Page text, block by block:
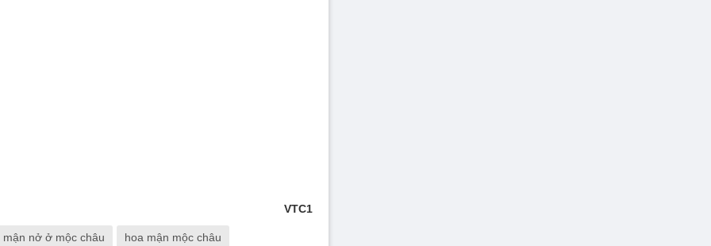
VTC1
mận nở ở mộc châu hoa mận mộc châu